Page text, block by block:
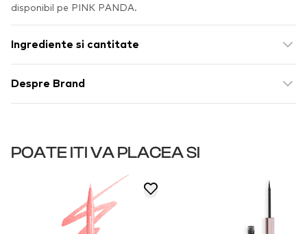
disponibil pe PINK PANDA.
Ingrediente si cantitate
Despre Brand
POATE ITI VA PLACEA SI